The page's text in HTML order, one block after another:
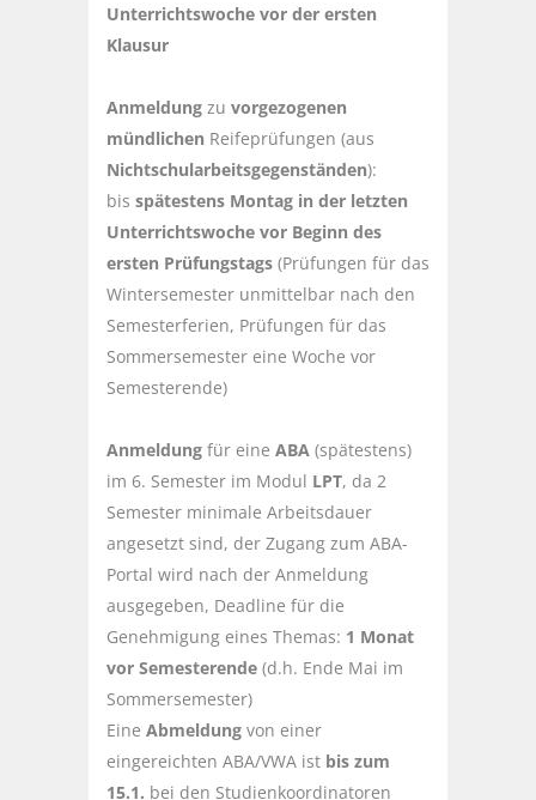
Unterrichtswoche vor der ersten
Klausur
Anmeldung zu vorgezogenen
mündlichen Reifeprüfungen (aus
Nichtschularbeitsgegenständen):
bis spätestens Montag in der letzten
Unterrichtswoche vor Beginn des
ersten Prüfungstags (Prüfungen für das
Wintersemester unmittelbar nach den
Semesterferien, Prüfungen für das
Sommersemester eine Woche vor
Semesterende)
Anmeldung für eine ABA (spätestens)
im 6. Semester im Modul LPT, da 2
Semester minimale Arbeitsdauer
angesetzt sind, der Zugang zum ABA-
Portal wird nach der Anmeldung
ausgegeben, Deadline für die
Genehmigung eines Themas: 1 Monat
vor Semesterende (d.h. Ende Mai im
Sommersemester)
Eine Abmeldung von einer
eingereichten ABA/VWA ist bis zum
15.1. bei den Studienkoordinatoren